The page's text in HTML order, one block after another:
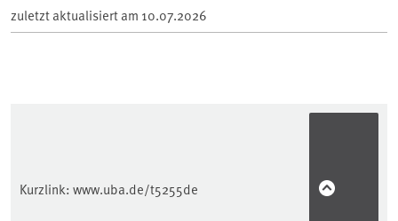
zuletzt aktualisiert am 10.07.2026
Kurzlink: www.uba.de/t5255de